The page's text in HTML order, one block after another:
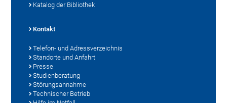
Katalog der Bibliothek
Kontakt
Telefon- und Adressverzeichnis
Standorte und Anfahrt
Presse
Studienberatung
Störungsannahme
Technischer Betrieb